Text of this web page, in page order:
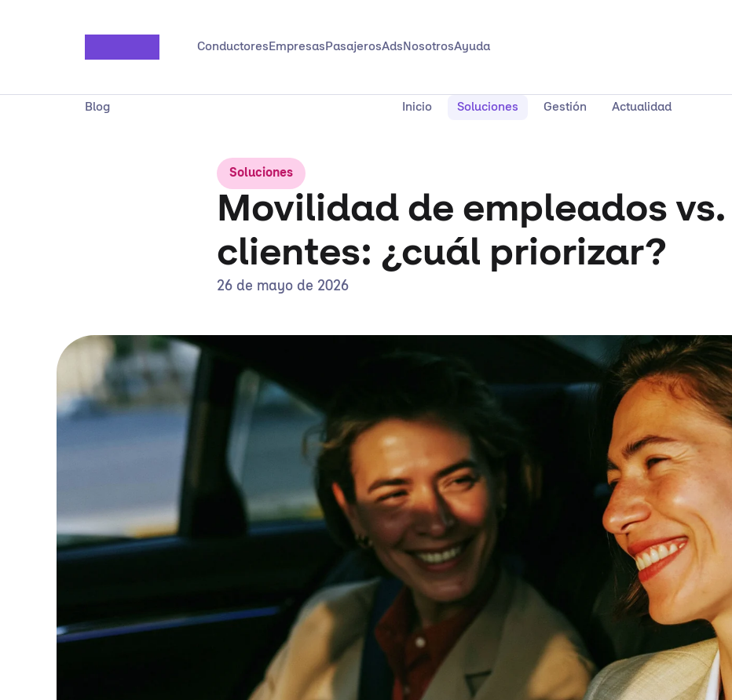
Conductores Empresas PasajerosAds NosotrosAyuda
Blog Inicio Soluciones Gestión Actualidad
Soluciones
Movilidad de empleados vs.
clientes: ¿cuál priorizar?
26 de mayo de 2026